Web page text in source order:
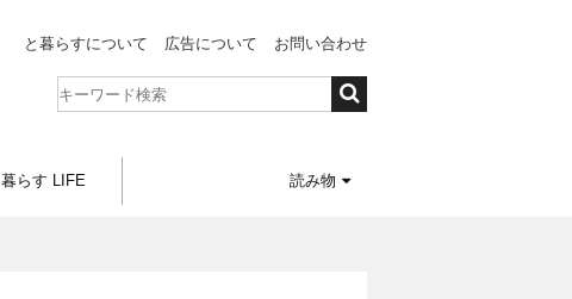
と暮らすについて 広告について お問い合わせ
暮らす LIFE 読み物